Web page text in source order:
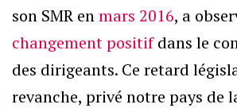
son SMR enmars 2016, a
changement positifdans le
des dirigeants. Ce retard
revanche, privé notre pays de